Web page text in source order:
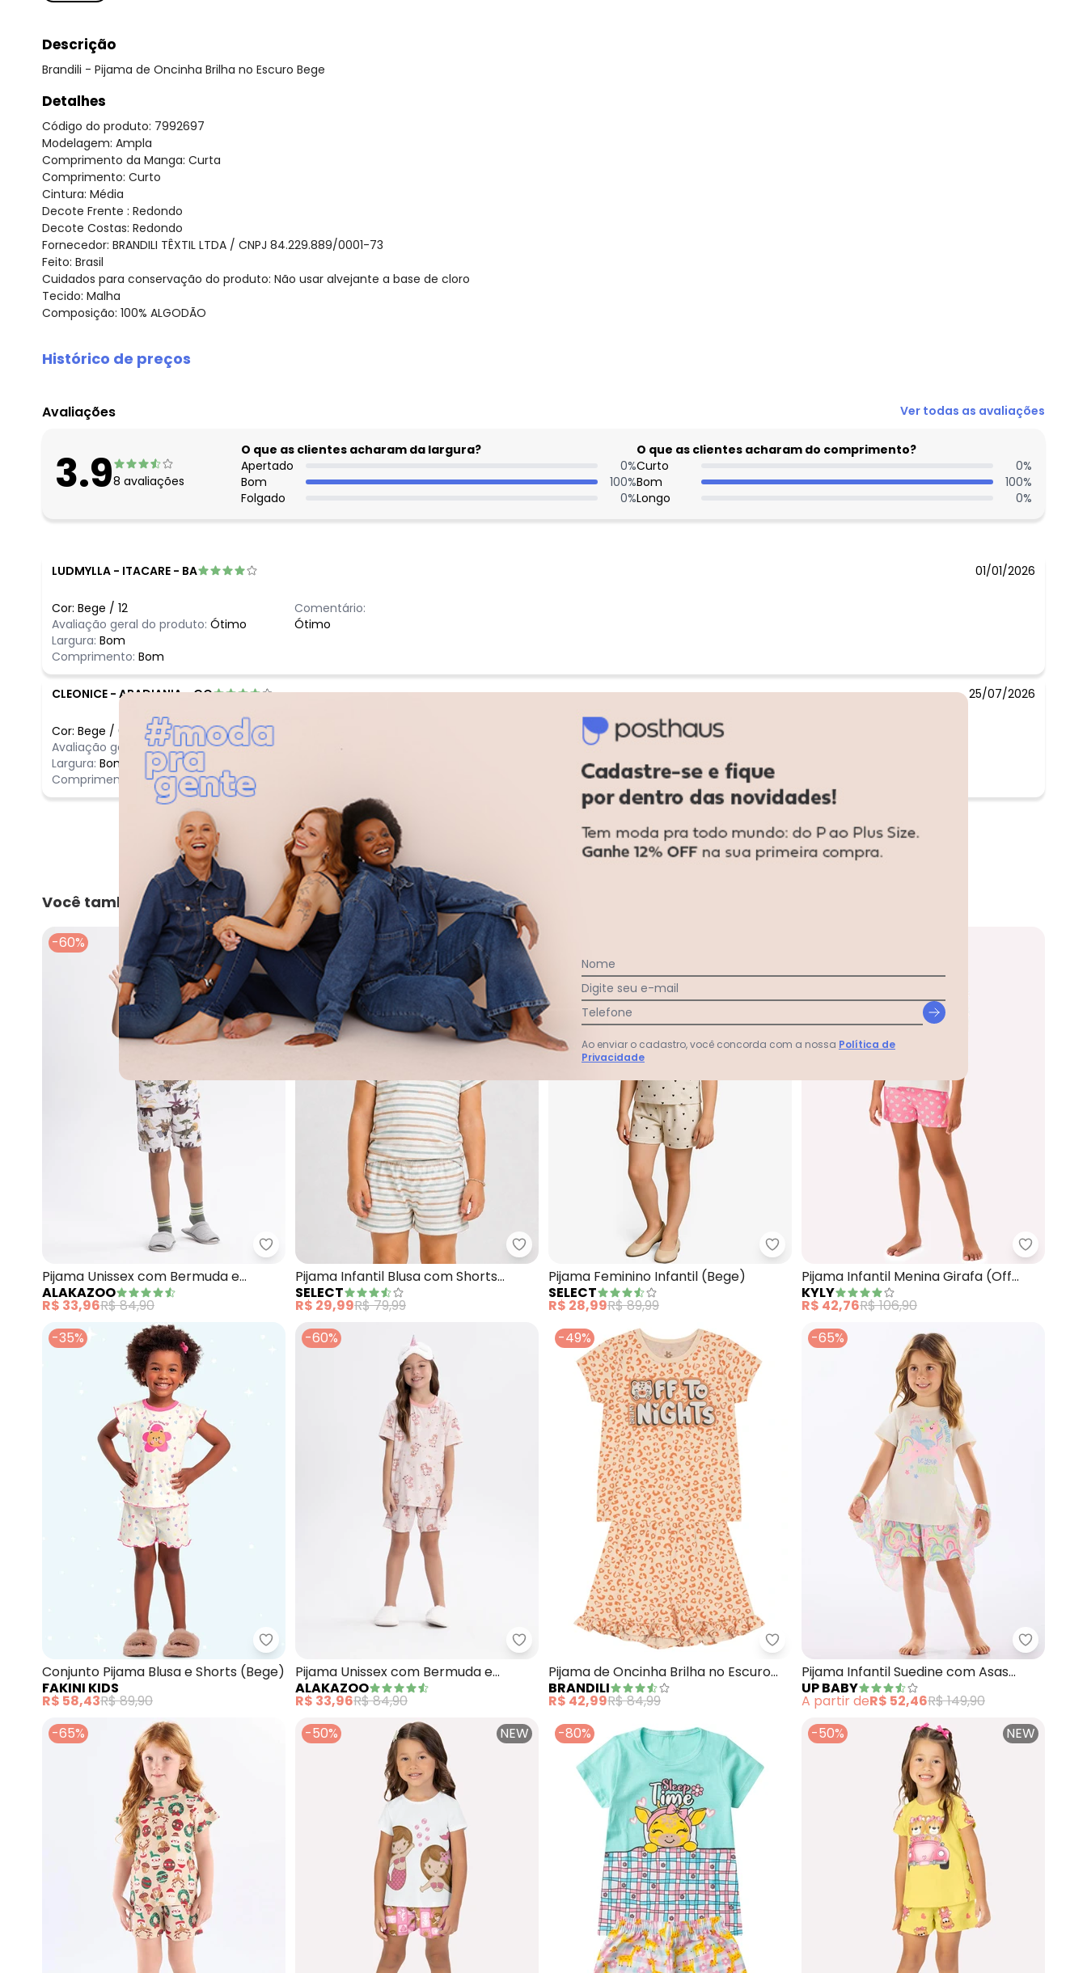
Descrição
Brandili - Pijama de Oncinha Brilha no Escuro Bege
Detalhes
Código do produto: 7992697
Modelagem: Ampla
Comprimento da Manga: Curta
Comprimento: Curto
Cintura: Média
Decote Frente : Redondo
Decote Costas: Redondo
Fornecedor: BRANDILI TÊXTIL LTDA / CNPJ 84.229.889/0001-73
Feito: Brasil
Cuidados para conservação do produto: Não usar alvejante a base de cloro
Tecido: Malha
Composição: 100% ALGODÃO
Histórico de preços
agosto/2026
N/D*
maio/2026 N/D*
abril/2026 N/D*
R$ 50,95
fevereiro/2026 R$ 42,45
Avaliações Ver todas as avaliações
3.98 avaliações
O que as clientes acharam da largura?
Apertado
0%
Bom
100%
Folgado
0%
O que as clientes acharam do comprimento?
Curto
0%
Bom
100%
Longo
0%
LUDMYLLA - ITACARE - BA 01/01/2026
Cor: Bege / 12
Avaliação geral do produto: Ótimo
Largura: Bom
Comprimento: Bom
Comentário:
Ótimo
CLEONICE - ABADIANIA - GO 25/07/2026
Cor: Bege / 6
Avaliação geral do produto: Ótimo
Largura: Bom
Comprimento:
Bom
Ver todas as avaliações
Você também pode gostar
-60%
Alakazoo - Pijama Unissex com Bermuda e Camiseta (Bege)
Pijama Unissex com Bermuda e
Camiseta (Bege)
ALAKAZOO
R$ 33,96R$ 84,90
-62%
Select - Pijama Infantil Blusa com Shorts (Bege)
Pijama Infantil Blusa com Shorts
(Bege)
SELECT
R$ 29,99R$ 79,99
Select - Pijama Feminino Infantil (Bege)
Pijama Feminino Infantil (Bege)
SELECT
R$ 28,99R$ 89,99
Kyly -
Pijama Infantil Menina Girafa (Off
White)
KYLY
R$ 42,76R$ 106,90
-35%
Fakini Kids - Conjunto Pijama Blusa e Shorts (Bege)
Conjunto Pijama Blusa e Shorts (Bege)
FAKINI KIDS
R$ 58,43R$ 89,90
-60%
Alakazoo - Pijama Unissex com Bermuda e Camiseta (Bege)
Pijama Unissex com Bermuda e
Camiseta (Bege)
ALAKAZOO
R$ 33,96R$ 84,90
-49%
Brandili - Pijama de Oncinha Brilha no Escuro
Pijama de Oncinha Brilha no Escuro
(Bege)
BRANDILI
R$ 42,99R$ 84,99
-65%
Up Baby
Pijama Infantil Suedine com Asas
(Bege)
UP BABY
A partir deR$ 52,46R$ 149,90
-65%
-50% NEW -80% -50% NEW
Nome
Digite seu e-mail
Telefone
Ao enviar o cadastro, você concorda com a nossa Política de
Privacidade